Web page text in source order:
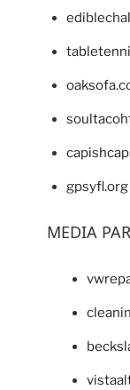
gpsyfl.org
MEDIA